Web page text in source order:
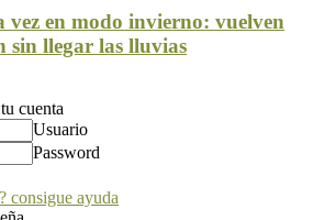
vez en modo invierno: vuelven
sin llegar las lluvias
cuenta
Usuario
Password
consigue ayuda